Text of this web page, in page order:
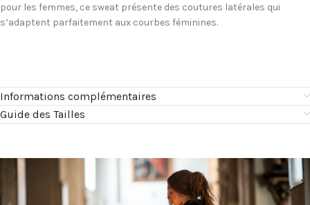
pour les femmes, ce sweat présente des coutures latérales qui
s’adaptent parfaitement aux courbes féminines.
Informations complémentaires
Guide des Tailles